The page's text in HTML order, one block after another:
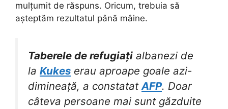
mulțumit de răspuns. Oricum, trebuia să
așteptăm rezultatul până mâine.
Taberele de refugiați albanezi de
la Kukes erau aproape goale azi-
dimineață, a constatat AFP. Doar
câteva persoane mai sunt găzduite